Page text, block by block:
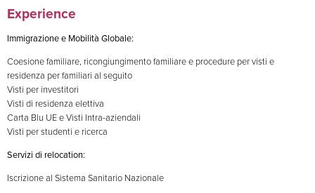
Experience
Immigrazione e Mobilità Globale:
Coesione familiare, ricongiungimento familiare e procedure per visti e
residenza per familiari al seguito
Visti per investitori
Visti di residenza elettiva
Carta Blu UE e Visti Intra-aziendali
Visti per studenti e ricerca
Servizi di relocation:
Iscrizione al Sistema Sanitario Nazionale